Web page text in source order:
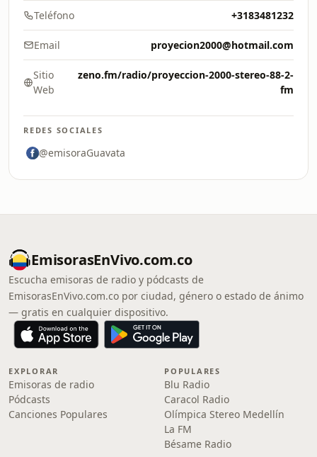
Teléfono +3183481232
Email proyecion2000@hotmail.com
Sitio
Web
zeno.fm/radio/proyeccion-2000-stereo-88-2-
fm
REDES SOCIALES
@emisoraGuavata
EmisorasEnVivo.com.co
Escucha emisoras de radio y pódcasts de
EmisorasEnVivo.com.co por ciudad, género o estado de ánimo
— gratis en cualquier dispositivo.
EXPLORAR
Emisoras de radio
Pódcasts
Canciones Populares
POPULARES
Blu Radio
Caracol Radio
Olímpica Stereo Medellín
La FM
Bésame Radio